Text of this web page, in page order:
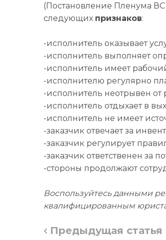
(Постановление Пленума ВС
следующих признаков:
-исполнитель оказывает
-исполнитель выполняет
-исполнитель имеет
-исполнителю регулярно
-исполнитель неотрывен от
-исполнитель отдыхает в
-исполнитель не имеет
-заказчик отвечает за
-заказчик регулирует
-заказчик ответственен за
-стороны продолжают
Воспользуйтесь данными
квалифицированным
Предыдущая статья